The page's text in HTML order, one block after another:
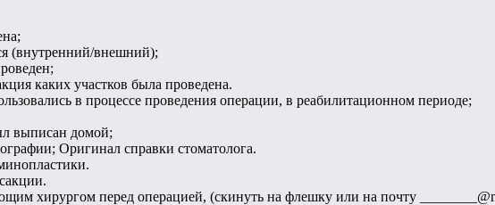
(внутренний/внешний);
каких участков была проведена.
в процессе проведения операции, в реабилитационном периоде;
выписан домой;
Оригинал справки стоматолога.
хирургом перед операцией, (скинуть на флешку или на почту